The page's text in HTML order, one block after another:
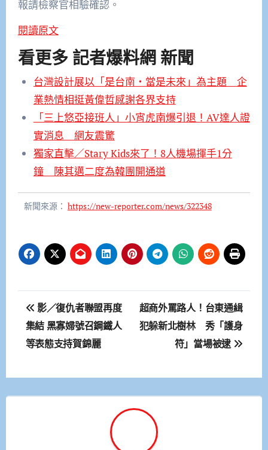
報請檢察官相驗確認。
閱讀原文
看更多 記者爆料網 新聞
台灣設計展以「是台南‧當是未來」為主題 企
業熱情相挺黃偉哲感謝各界支持
「三上悠亞接班人」小宵虎南爆引退！AV達人證
實消息 網友震驚
獨家直擊／Stary Kids來了！8人機場揮手1分
鐘 陳其邁二度為韓團開通道
新聞來源： https://new-reporter.com/news/322348
文
章
導
覽
影／復仇者聯盟再度
集結 黑寡婦號召鋼鐵人
等表態支持賀錦麗
超商外罵路人！台東通緝
犯躲新北樹林 秀「護身
符」當場被逮